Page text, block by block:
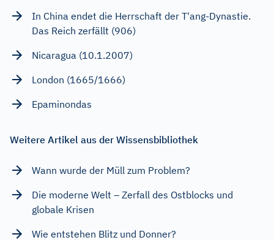
In China endet die Herrschaft der T'ang-Dynastie.
Das Reich zerfällt (906)
Nicaragua (10.1.2007)
London (1665/1666)
Epaminondas
Weitere Artikel aus der Wissensbibliothek
Wann wurde der Müll zum Problem?
Die moderne Welt – Zerfall des Ostblocks und
globale Krisen
Wie entstehen Blitz und Donner?